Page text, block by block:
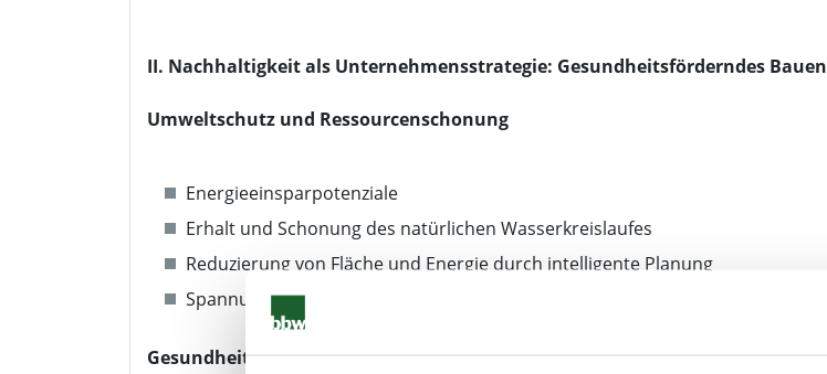
II. Nachhaltigkeit als Unternehmensstrategie: Gesundheitsförderndes Bauen
Umweltschutz und Ressourcenschonung
Energieeinsparpotenziale
Erhalt und Schonung des natürlichen Wasserkreislaufes
Reduzierung von Fläche und Energie durch intelligente Planung
Spannungsfeld zwischen Erstellungs- und Nutzungskosten
Gesundheit, Soziales und Nutzerzufriedenheit